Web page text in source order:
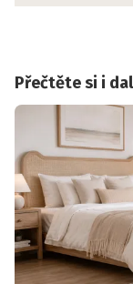
Přečtěte si i